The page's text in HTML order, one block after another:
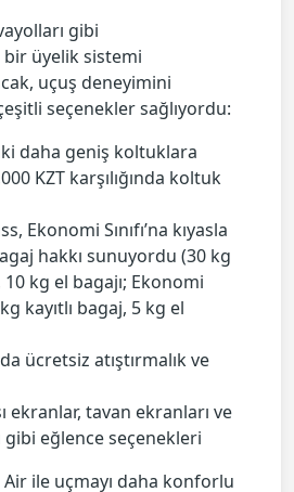
gibi
üyelik sistemi
uçuş deneyimini
seçenekler sağlıyordu:
daha geniş koltuklara
KZT karşılığında koltuk
Ekonomi Sınıfı’na kıyasla
hakkı sunuyordu (30 kg
10 kg el bagajı; Ekonomi
kg kayıtlı bagaj, 5 kg el
ücretsiz atıştırmalık ve
ekranlar, tavan ekranları ve
gibi eğlence seçenekleri
Air ile uçmayı daha konforlu